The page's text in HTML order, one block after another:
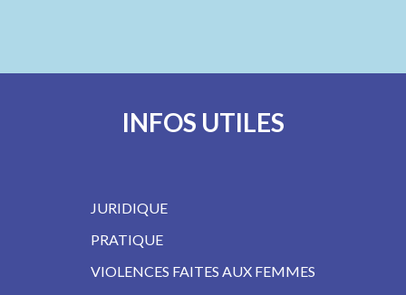
INFOS UTILES
JURIDIQUE
PRATIQUE
VIOLENCES FAITES AUX FEMMES